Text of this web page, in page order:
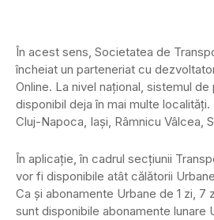
În acest sens, Societatea de
încheiat un parteneriat cu
Online. La nivel național, sistemul
disponibil deja în mai multe
Cluj-Napoca, Iași, Râmnicu Vâlcea,
În aplicație, în cadrul secțiunii
vor fi disponibile atât călătorii
Ca și abonamente Urbane de 1 zi, 7
sunt disponibile abonamente lunare